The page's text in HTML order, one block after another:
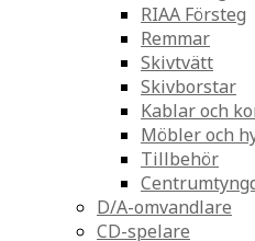
RIAA Försteg
Remmar
Skivtvätt
Skivborstar
Kablar och
Möbler och
Tillbehör
D/A-omvandlare
CD-spelare